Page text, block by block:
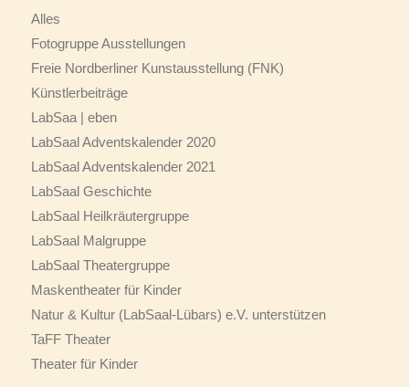
Alles
Fotogruppe Ausstellungen
Freie Nordberliner Kunstausstellung (FNK)
Künstlerbeiträge
LabSaa | eben
LabSaal Adventskalender 2020
LabSaal Adventskalender 2021
LabSaal Geschichte
LabSaal Heilkräutergruppe
LabSaal Malgruppe
LabSaal Theatergruppe
Maskentheater für Kinder
Natur & Kultur (LabSaal-Lübars) e.V. unterstützen
TaFF Theater
Theater für Kinder